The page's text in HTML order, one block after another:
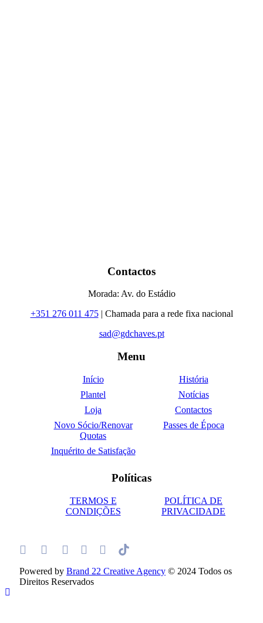
Contactos
Morada: Av. do Estádio
+351 276 011 475| Chamada para a rede fixa nacional
sad@gdchaves.pt
Menu
Início
História
Plantel
Notícias
Loja
Contactos
Novo Sócio/Renovar
Quotas
Passes de Época
Inquérito de Satisfação
Políticas
TERMOS E
CONDIÇÕES
POLÍTICA DE
PRIVACIDADE
Powered by Brand 22 Creative Agency © 2024 Todos os
Direitos Reservados